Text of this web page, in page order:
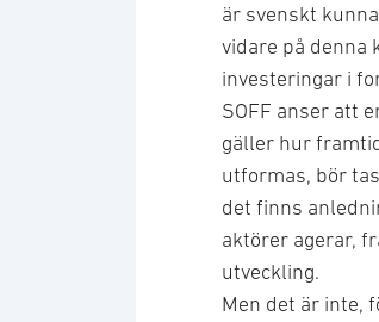
är svenskt
vidare på denna
investeringar i
SOFF anser att
gäller hur
utformas, bör
det finns
aktörer agerar,
utveckling.
Men det är inte,